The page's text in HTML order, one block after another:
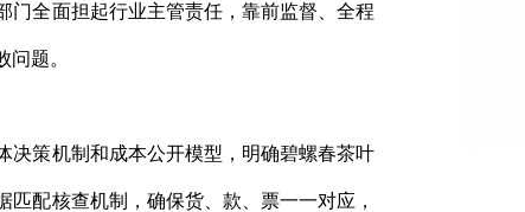
门全面担起行业主管责任，靠前监督、全程
题。
决策机制和成本公开模型，明确碧螺春茶叶
配核查机制，确保货、款、票一一对应，